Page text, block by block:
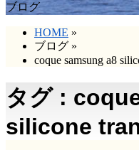
ブログ
HOME »
ブログ »
coque samsung a8
タグ :
silicone